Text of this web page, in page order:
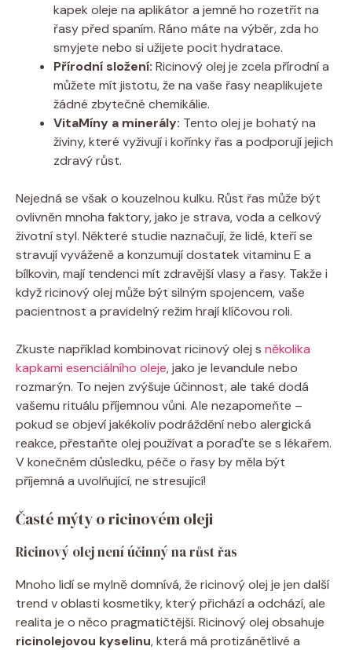
kapek oleje na aplikátor a jemně ho rozetřít na
řasy před spaním. Ráno máte na výběr, zda ho
smyjete nebo si užijete pocit hydratace.
Přírodní složení: Ricinový olej je zcela přírodní a
můžete mít jistotu, že na vaše řasy neaplikujete
žádné zbytečné chemikálie.
VitaMíny a minerály: Tento olej je bohatý na
živiny, které vyživují i kořínky řas a podporují jejich
zdravý růst.
Nejedná se však o kouzelnou kulku. Růst řas může být
ovlivněn mnoha faktory, jako je strava, voda a celkový
životní styl. Některé studie naznačují, že lidé, kteří se
stravují vyváženě a konzumují dostatek vitaminu E a
bílkovin, mají tendenci mít zdravější vlasy a řasy. Takže i
když ricinový olej může být silným spojencem, vaše
pacientnost a pravidelný režim hrají klíčovou roli.
Zkuste například kombinovat ricinový olej s několika
kapkami esenciálního oleje, jako je levandule nebo
rozmarýn. To nejen zvýšuje účinnost, ale také dodá
vašemu rituálu příjemnou vůni. Ale nezapomeňte –
pokud se objeví jakékoliv podráždění nebo alergická
reakce, přestaňte olej používat a poraďte se s lékařem.
V konečném důsledku, péče o řasy by měla být
příjemná a uvolňující, ne stresující!
Časté mýty o ricinovém oleji
Ricinový olej není účinný na růst řas
Mnoho lidí se mylně domnívá, že ricinový olej je jen další
trend v oblasti kosmetiky, který přichází a odchází, ale
realita je o něco pragmatičtější. Ricinový olej obsahuje
ricinolejovou kyselinu, která má protizánětlivé a